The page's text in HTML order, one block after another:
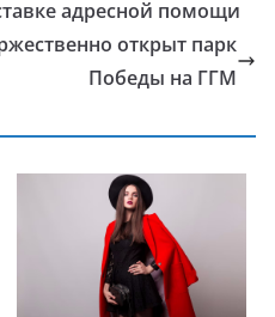
адресной помощи
открыт парк
Победы на ГГМ